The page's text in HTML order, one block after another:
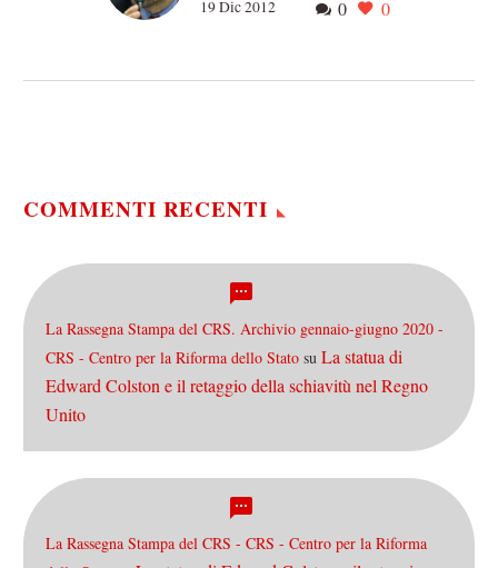
si presenta in Piemonte
0 0
19 Dic 2012
COMMENTI RECENTI
La Rassegna Stampa del CRS. Archivio gennaio-giugno 2020 -
CRS - Centro per la Riforma dello Stato su La statua di
Edward Colston e il retaggio della schiavitù nel Regno
Unito
La Rassegna Stampa del CRS - CRS - Centro per la Riforma